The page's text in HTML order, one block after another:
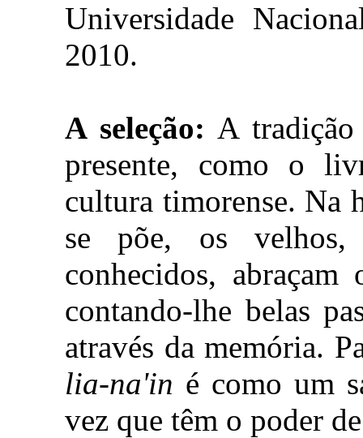
Universidade
2010.
A seleção: A
presente, como o
cultura timorense. Na
se põe, os
conhecidos, abraçam
contando-lhe belas
através da memória.
lia-na'in é como um
vez que têm o poder